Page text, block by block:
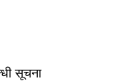
सूचना